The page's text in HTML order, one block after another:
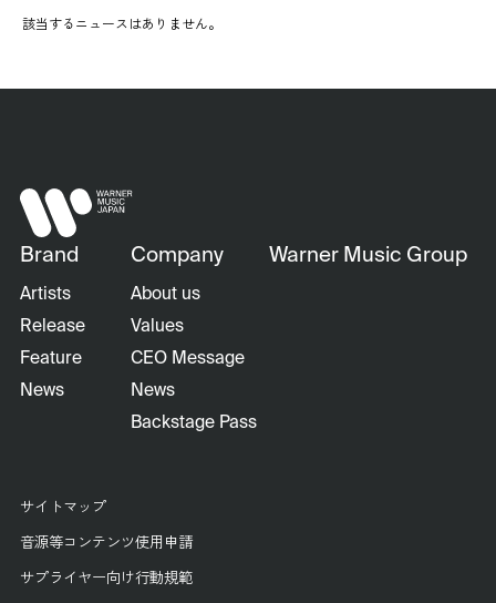
該当するニュースはありません。
Brand
Artists
Release
Feature
News
Company
About us
Values
CEO Message
News
Backstage Pass
Warner Music Group
サイトマップ
音源等コンテンツ使用申請
サプライヤー向け行動規範